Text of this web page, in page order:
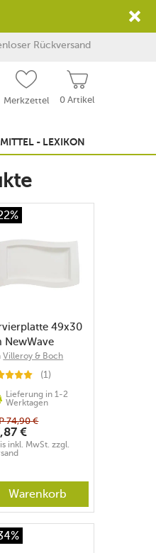
Rückversand
0 Artikel
Merkzettel
- LEXIKON
49x30
NewWave
Villeroy & Boch
(1)
Lieferung in 1-2
Werktagen
74,90 €
€
inkl. MwSt. zzgl.
Warenkorb